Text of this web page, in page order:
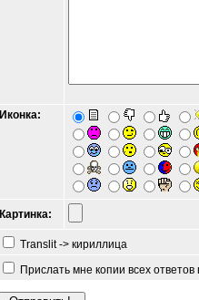
Иконка:
Картинка:
Translit -> кириллица
Прислать мне копии всех